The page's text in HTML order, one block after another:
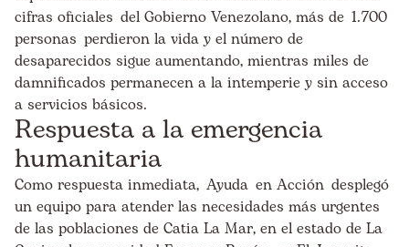
cifras oficiales del Gobierno Venezolano, más de 1.700
personas perdieron la vida y el número de
desaparecidos sigue aumentando, mientras miles de
damnificados permanecen a la intemperie y sin acceso
a servicios básicos.
Respuesta a la emergencia
humanitaria
Como respuesta inmediata, Ayuda en Acción desplegó
un equipo para atender las necesidades más urgentes
de las poblaciones de Catia La Mar, en el estado de La